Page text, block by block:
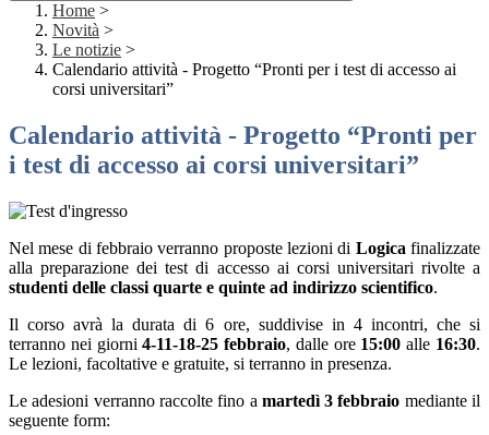
Home >
Novità >
Le notizie >
Calendario attività - Progetto “Pronti per i test di accesso ai
corsi universitari”
Calendario attività - Progetto “Pronti per
i test di accesso ai corsi universitari”
Nel mese di febbraio verranno proposte lezioni di Logica finalizzate
alla preparazione dei test di accesso ai corsi universitari rivolte a
studenti delle classi quarte e quinte ad indirizzo scientifico.
Il corso avrà la durata di 6 ore, suddivise in 4 incontri, che si
terranno nei giorni4-11-18-25 febbraio, dalle ore 15:00 alle 16:30.
Le lezioni, facoltative e gratuite, si terranno in presenza.
Le adesioni verranno raccolte fino a martedì 3 febbraio mediante il
seguente form: